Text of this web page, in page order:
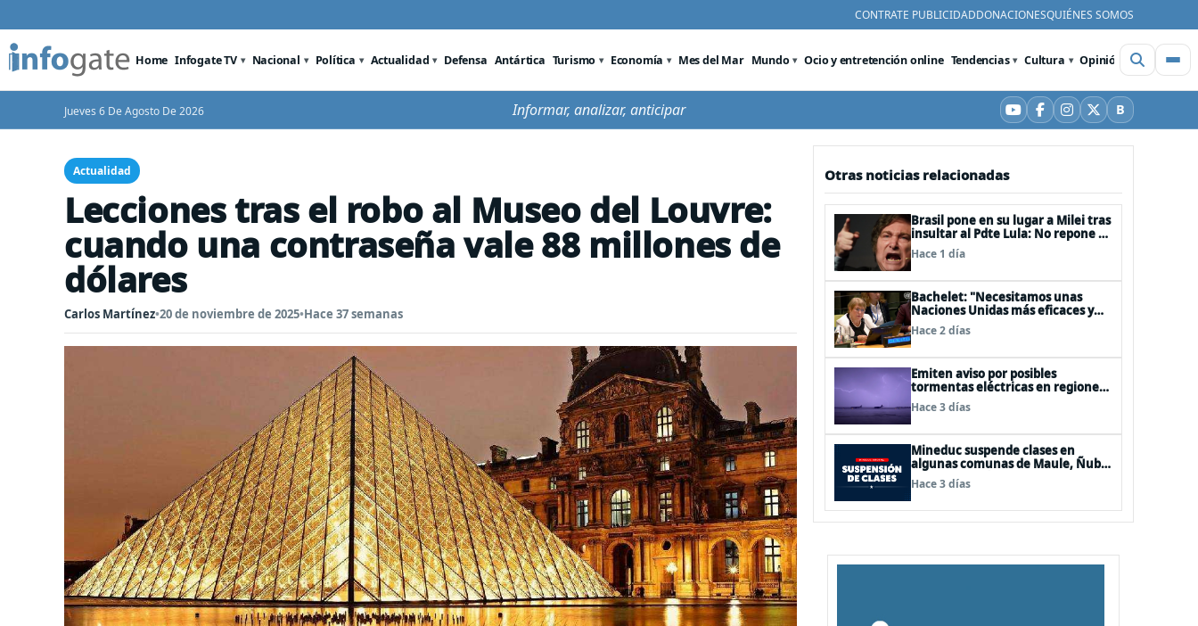
CONTRATE PUBLICIDADDONACIONESQUIÉNES SOMOS
Home Infogate TV Nacional Política Actualidad Defensa Antártica Turismo Economía Mes del Mar Mundo Ocio y entretención online Tendencias Cultura Opinión Videos
Jueves 6 De Agosto De 2026 Informar, analizar, anticipar YouTube
Facebook
Instagram
X BBluesky
Actualidad
Lecciones tras el robo al Museo del Louvre:
cuando una contraseña vale 88 millones de
dólares
Carlos Martínez•20 de noviembre de 2025•Hace 37 semanas
Otras noticias relacionadas
Brasil pone en su lugar a Milei tras
insultar al Pdte Lula: No repone al
embajador en BBSS y rebaja la
relación bilateral
Hace 1 día
Bachelet: "Necesitamos unas
Naciones Unidas más eficaces y
cercanas a las personas"
Hace 2 días
Emiten aviso por posibles
tormentas eléctricas en regiones
de Los Lagos y Aysén
Hace 3 días
Mineduc suspende clases en
algunas comunas de Maule, Ñuble
y La Araucanía para este lunes
Hace 3 días